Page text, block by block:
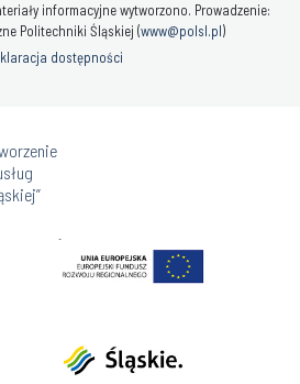
informacyjne wytworzono. Prowadzenie:
Politechniki Śląskiej (www@polsl.pl)
dostępności